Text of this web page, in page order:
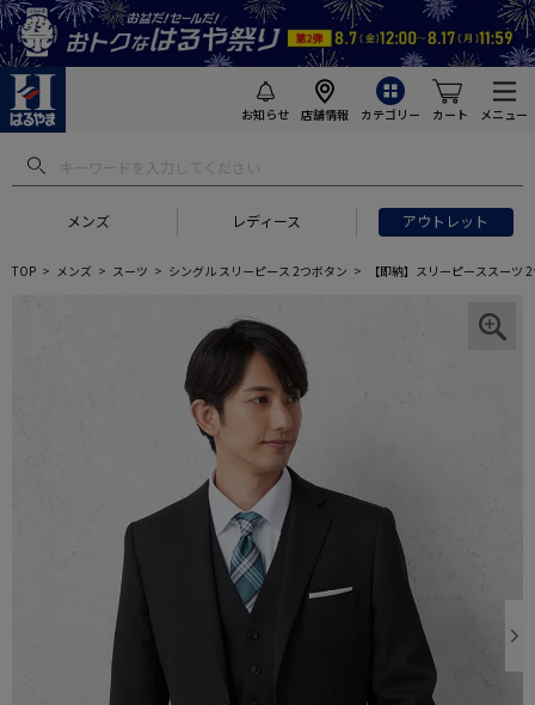
お知らせ 店舗情報 カテゴリー カート メニュー
メンズ レディース アウトレット
TOP メンズ スーツ シングル スリーピース 2つボタン 【即納】スリーピーススーツ